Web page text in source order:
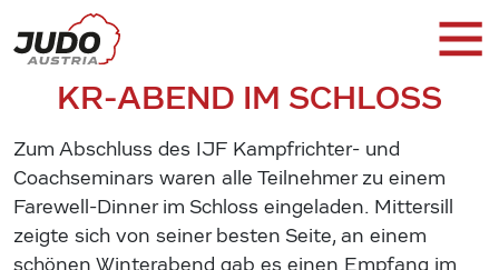
KR-ABEND IM SCHLOSS
Zum Abschluss des IJF Kampfrichter- und
Coachseminars waren alle Teilnehmer zu einem
Farewell-Dinner im Schloss eingeladen. Mittersill
zeigte sich von seiner besten Seite, an einem
schönen Winterabend gab es einen Empfang im